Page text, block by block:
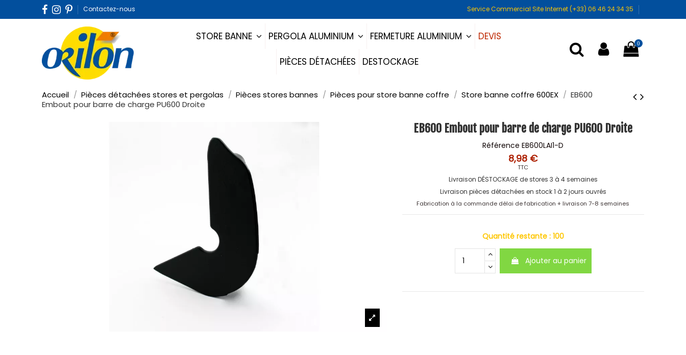
Contactez-nous Service Commercial Site Internet (+33) 06 46 24 34 35
STORE BANNE PERGOLA ALUMINIUM FERMETURE ALUMINIUM DEVIS
PIÈCES DÉTACHÉES DESTOCKAGE
0
Accueil Pièces détachées stores et pergolas Pièces stores bannes Pièces pour store banne coffre Store banne coffre 600EX
EB600
Embout pour barre de charge PU600 Droite
EB600 Embout pour barre de charge PU600 Droite
Référence EB600LAI1-D
8,98 €
TTC
Livraison DÉSTOCKAGE de stores 3 à 4 semaines
Livraison pièces détachées en stock 1 à 2 jours ouvrés
Fabrication à la commande délai de fabrication + livraison 7-8 semaines
Quantité restante : 100
Ajouter au panier